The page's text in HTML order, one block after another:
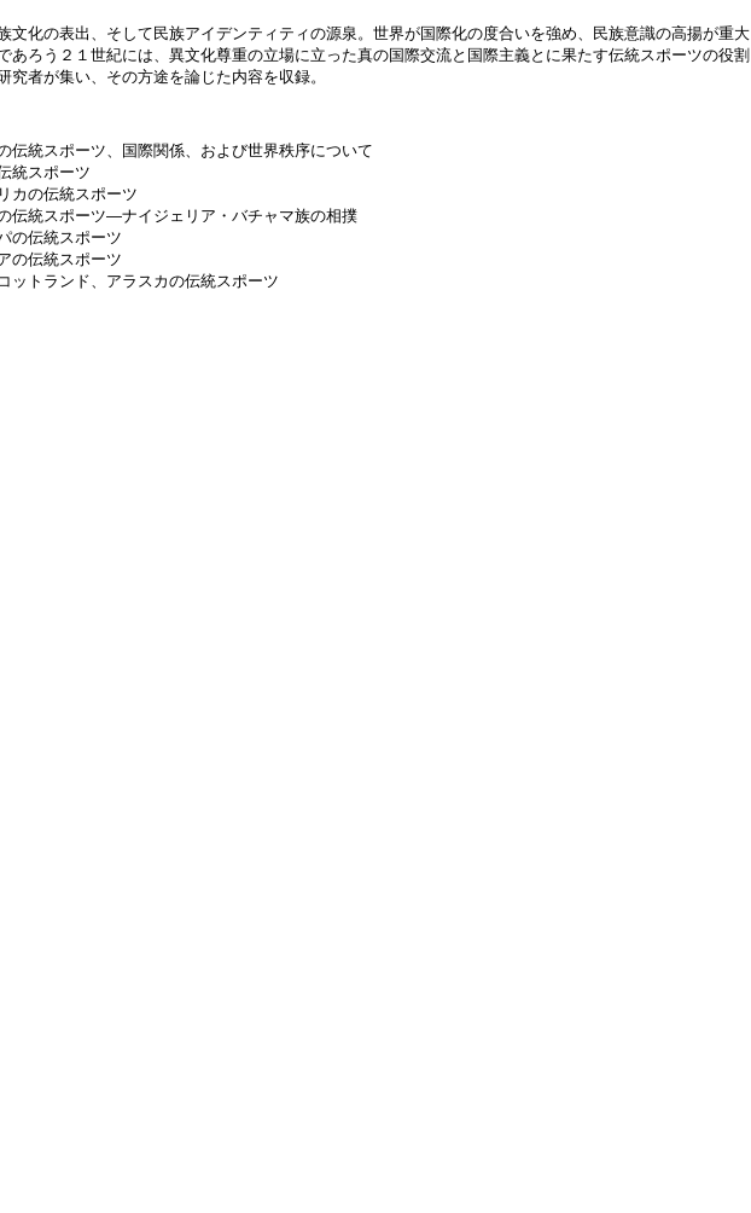
文化の表出、そして民族アイデンティティの源泉。世界が国際化の度合いを強め、民族意識の高揚が重大
あろう２１世紀には、異文化尊重の立場に立った真の国際交流と国際主義とに果たす伝統スポーツの役割
究者が集い、その方途を論じた内容を収録。
統スポーツ、国際関係、および世界秩序について
統スポーツ
カの伝統スポーツ
伝統スポーツ―ナイジェリア・バチャマ族の相撲
の伝統スポーツ
の伝統スポーツ
トランド、アラスカの伝統スポーツ